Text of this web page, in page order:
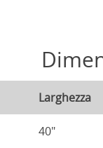
Larghezza
40"